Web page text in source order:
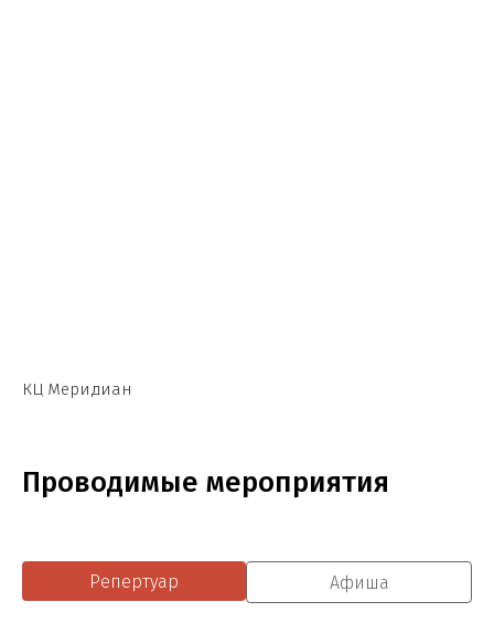
КЦ Меридиан
Проводимые мероприятия
Репертуар Афиша